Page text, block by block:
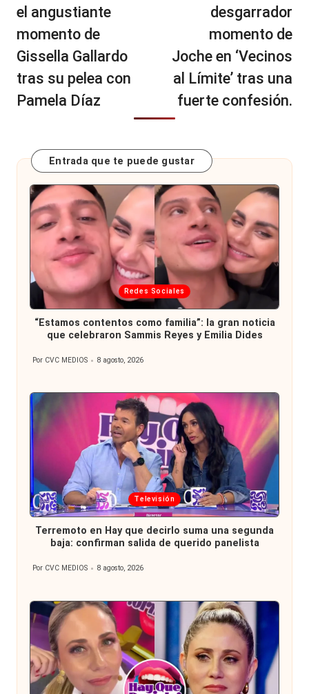
el angustiante
momento de
Gissella Gallardo
tras su pelea con
Pamela Díaz
desgarrador
momento de
Joche en ‘Vecinos
al Límite’ tras una
fuerte confesión.
Entrada que te puede gustar
Publicada
en
Redes Sociales
“Estamos contentos como familia”: la gran noticia
que celebraron Sammis Reyes y Emilia Dides
Publicado
Por CVC MEDIOS 8 agosto, 2026
Publicada
en
Televisión
Terremoto en Hay que decirlo suma una segunda
baja: confirman salida de querido panelista
Publicado
Por CVC MEDIOS 8 agosto, 2026